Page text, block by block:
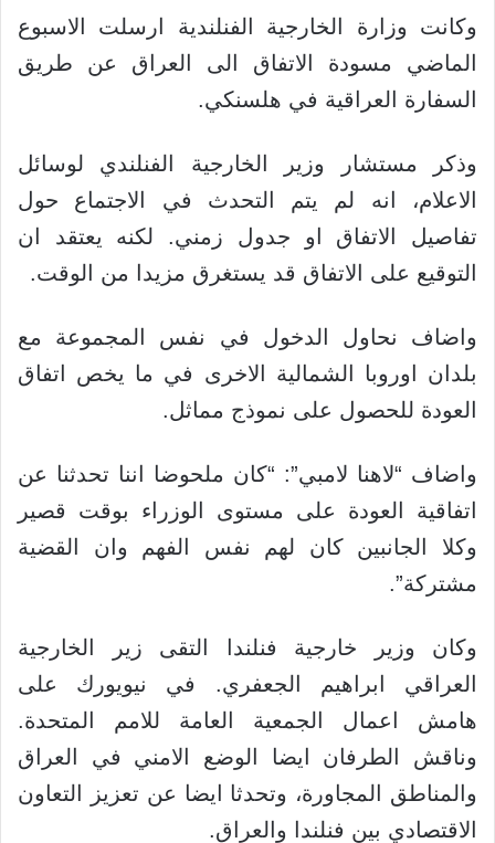
وكانت وزارة الخارجية الفنلندية ارسلت الاسبوع
الماضي مسودة الاتفاق الى العراق عن طريق
السفارة العراقية في هلسنكي.
وذكر مستشار وزير الخارجية الفنلندي لوسائل
الاعلام، انه لم يتم التحدث في الاجتماع حول
تفاصيل الاتفاق او جدول زمني. لكنه يعتقد ان
التوقيع على الاتفاق قد يستغرق مزيدا من الوقت.
واضاف نحاول الدخول في نفس المجموعة مع
بلدان اوروبا الشمالية الاخرى في ما يخص اتفاق
العودة للحصول على نموذج مماثل.
واضاف “لاهنا لامبي”: “كان ملحوضا اننا تحدثنا عن
اتفاقية العودة على مستوى الوزراء بوقت قصير
وكلا الجانبين كان لهم نفس الفهم وان القضية
مشتركة”.
وكان وزير خارجية فنلندا التقى زير الخارجية
العراقي ابراهيم الجعفري. في نيويورك على
هامش اعمال الجمعية العامة للامم المتحدة.
وناقش الطرفان ايضا الوضع الامني في العراق
والمناطق المجاورة، وتحدثا ايضا عن تعزيز التعاون
الاقتصادي بين فنلندا والعراق.